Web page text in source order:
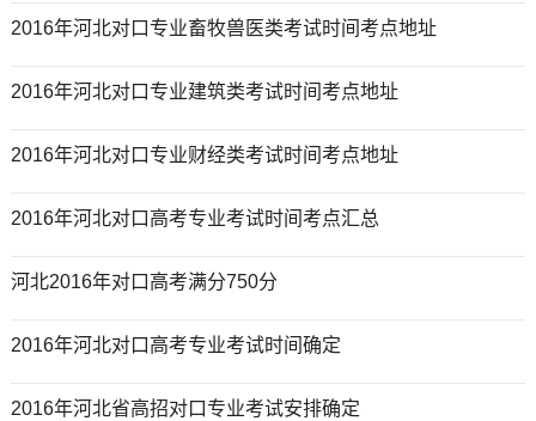
2016年河北对口专业畜牧兽医类考试时间考点地址
2016年河北对口专业建筑类考试时间考点地址
2016年河北对口专业财经类考试时间考点地址
2016年河北对口高考专业考试时间考点汇总
河北2016年对口高考满分750分
2016年河北对口高考专业考试时间确定
2016年河北省高招对口专业考试安排确定